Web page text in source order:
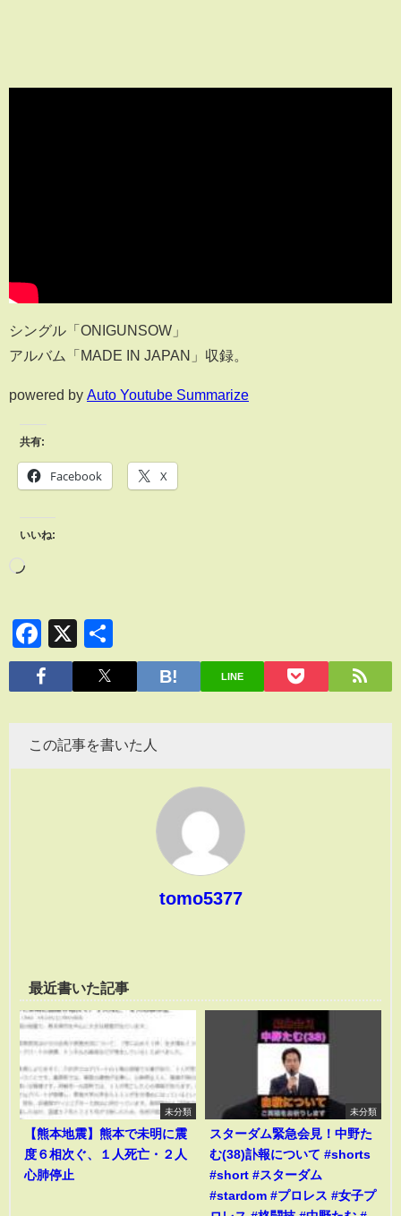
シングル「ONIGUNSOW」
アルバム「MADE IN JAPAN」収録。
powered by Auto Youtube Summarize
共有:
Facebook X
いいね:
Facebook
X
有
LINE
この記事を書いた人
tomo5377
最近書いた記事
未分類
【熊本地震】熊本で未明に震
度６相次ぐ、１人死亡・２人
心肺停止
未分類
スターダム緊急会見！中野た
む(38)訃報について #shorts
#short #スターダム
#stardom #プロレス #女子プ